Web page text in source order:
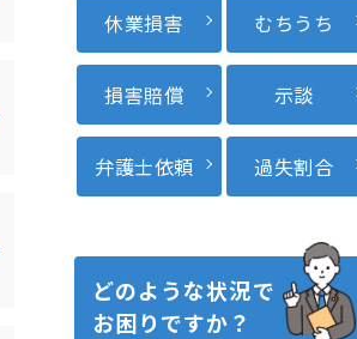
休業損害 むちうち
損害賠償 示談
弁護士依頼 過失割合
どのような状況で
お困りですか？